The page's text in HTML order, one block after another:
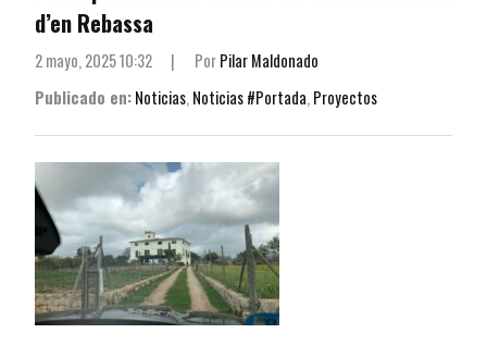
d’en Rebassa
2 mayo, 2025 10:32 | PorPilar Maldonado
Publicado en:Noticias,Noticias #Portada,Proyectos